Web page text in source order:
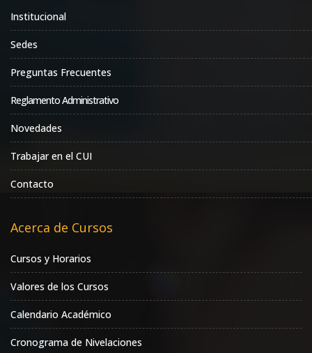
Institucional
Sedes
Preguntas Frecuentes
Reglamento Administrativo
Novedades
Trabajar en el CUI
Contacto
Acerca de Cursos
Cursos y Horarios
Valores de los Cursos
Calendario Académico
Cronograma de Nivelaciones